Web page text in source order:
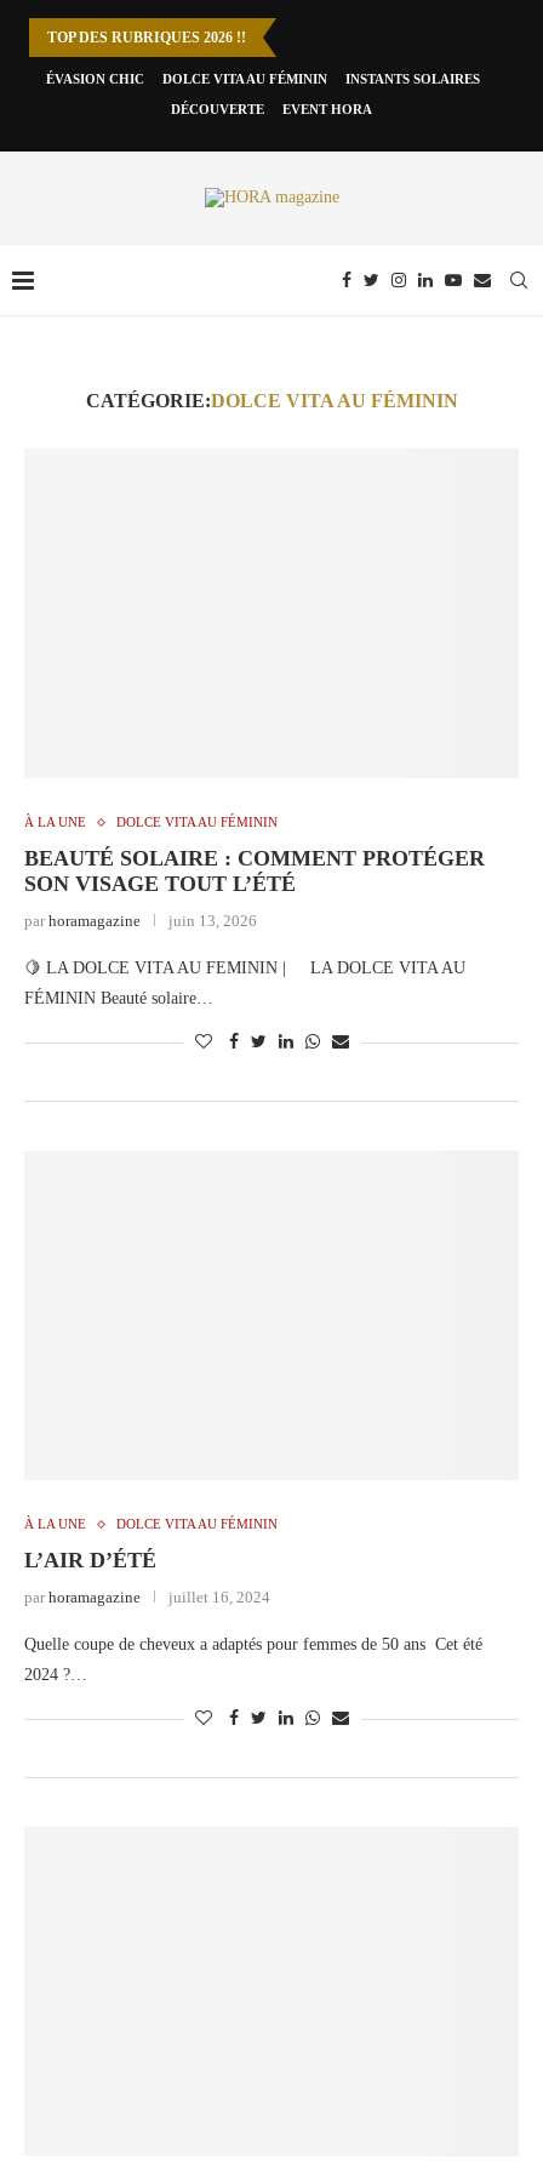
TOP DES RUBRIQUES 2026 !!
ÉVASION CHIC DOLCE VITA AU FÉMININ INSTANTS SOLAIRES
DÉCOUVERTE EVENT HORA
CATÉGORIE:DOLCE VITA AU FÉMININ
À LA UNE DOLCE VITA AU FÉMININ
BEAUTÉ SOLAIRE : COMMENT PROTÉGER
SON VISAGE TOUT L’ÉTÉ
parhoramagazine juin 13, 2026
🍋 LA DOLCE VITA AU FEMININ | LA DOLCE VITA AU
FÉMININ Beauté solaire…
À LA UNE DOLCE VITA AU FÉMININ
L’AIR D’ÉTÉ
parhoramagazine juillet 16, 2024
Quelle coupe de cheveux a adaptés pour femmes de 50 ans Cet été
2024 ?…